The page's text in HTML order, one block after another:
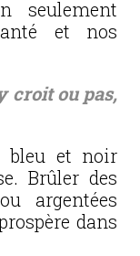
seulement
et nos
croit ou pas,
bleu et noir
Brûler des
argentées
dans